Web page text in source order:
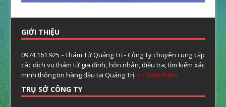
GIỚI THIỆU
0974.161.925 - Thám Tử Quảng Trị - Công Ty chuyên cung cấp
các dịch vụ thám tử gia đình, hôn nhân, điều tra, tìm kiếm xác
minh thông tin hàng đầu tại Quảng Trị. >> Xem thêm
TRỤ SỞ CÔNG TY